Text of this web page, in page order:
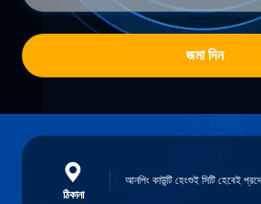
জমা দিন
ঠিকানা
আনপিং কাউন্টি হেংশুই সিটি হেবেই